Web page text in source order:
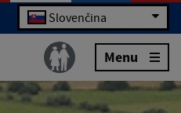
Slovenčina
Menu